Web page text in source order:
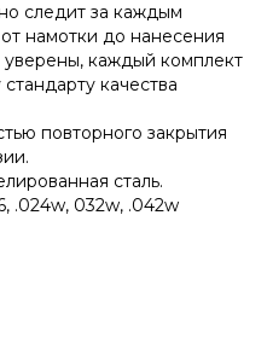
следит за каждым
намотки до нанесения
уверены, каждый комплект
качества
повторного закрытия
сталь.
.024w, 032w, .042w